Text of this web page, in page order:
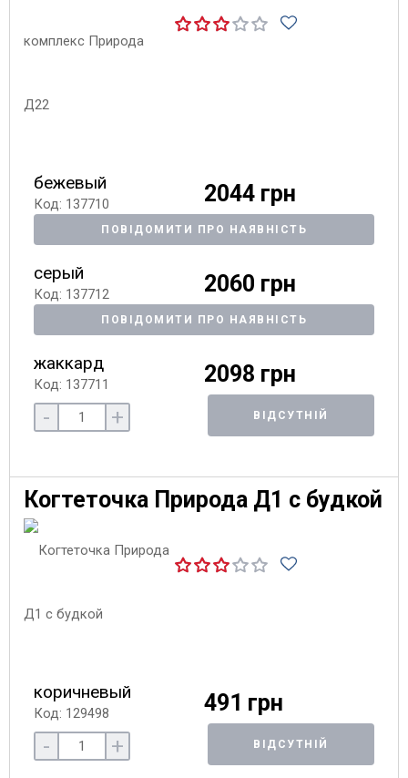
бежевый
Код: 137710 2044 грн
ПОВІДОМИТИ ПРО НАЯВНІСТЬ
серый
Код: 137712 2060 грн
ПОВІДОМИТИ ПРО НАЯВНІСТЬ
жаккард
Код: 137711 2098 грн
- + ВІДСУТНІЙ
Когтеточка Природа Д1 с будкой
коричневый
Код: 129498 491 грн
- + ВІДСУТНІЙ